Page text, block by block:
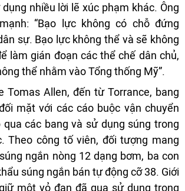
dụng nhiều lời lẽ xúc phạm khác. Ông
“Bạo lực không có chỗ đứng
sự. Bạo lực không thể và sẽ không
làm gián đoạn các thể chế dân chủ,
thể nhằm vào Tổng thống Mỹ”.
Tomas Allen, đến từ Torrance, bang
mặt với các cáo buộc vận chuyển
các bang và sử dụng súng trong
Theo công tố viên, đối tượng mang
ngắn nòng 12 dạng bơm, ba con
súng ngắn bán tự động cỡ 38. Giới
một vỏ đạn đã qua sử dụng trong